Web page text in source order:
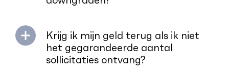
Krijg ik mijn geld terug als ik niet
het gegarandeerde aantal
sollicitaties ontvang?